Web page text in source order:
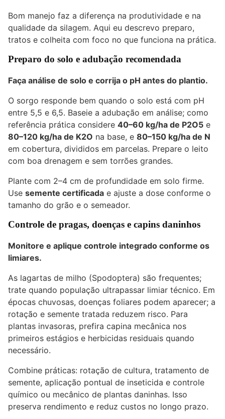
Bom manejo faz a diferença na produtividade e na
qualidade da silagem. Aqui eu descrevo preparo,
tratos e colheita com foco no que funciona na prática.
Preparo do solo e adubação recomendada
Faça análise de solo e corrija o pH antes do plantio.
O sorgo responde bem quando o solo está com pH
entre 5,5 e 6,5. Baseie a adubação em análise; como
referência prática considere 40–60 kg/ha de P2O5 e
80–120 kg/ha de K2O na base, e 80–150 kg/ha de N
em cobertura, divididos em parcelas. Prepare o leito
com boa drenagem e sem torrões grandes.
Plante com 2–4 cm de profundidade em solo firme.
Use semente certificada e ajuste a dose conforme o
tamanho do grão e o semeador.
Controle de pragas, doenças e capins daninhos
Monitore e aplique controle integrado conforme os
limiares.
As lagartas de milho (Spodoptera) são frequentes;
trate quando população ultrapassar limiar técnico. Em
épocas chuvosas, doenças foliares podem aparecer; a
rotação e semente tratada reduzem risco. Para
plantas invasoras, prefira capina mecânica nos
primeiros estágios e herbicidas residuais quando
necessário.
Combine práticas: rotação de cultura, tratamento de
semente, aplicação pontual de inseticida e controle
químico ou mecânico de plantas daninhas. Isso
preserva rendimento e reduz custos no longo prazo.